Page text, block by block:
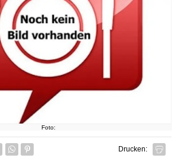
Foto:
Whatsapp senden
Pin it Drucken: